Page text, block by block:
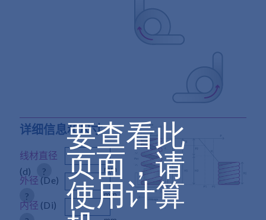
详细信息和尺寸
线材直径
(d)
?
外径 (De)
?
内径 (Di)
mm
mm
要查看此
页面，请
使用计算